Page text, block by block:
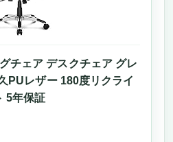
チェア デスクチェア グレ
PUレザー 180度リクライ
5年保証